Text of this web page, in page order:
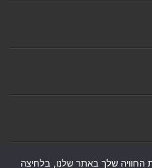
החוויה שלך באתר שלנו, בלחיצה